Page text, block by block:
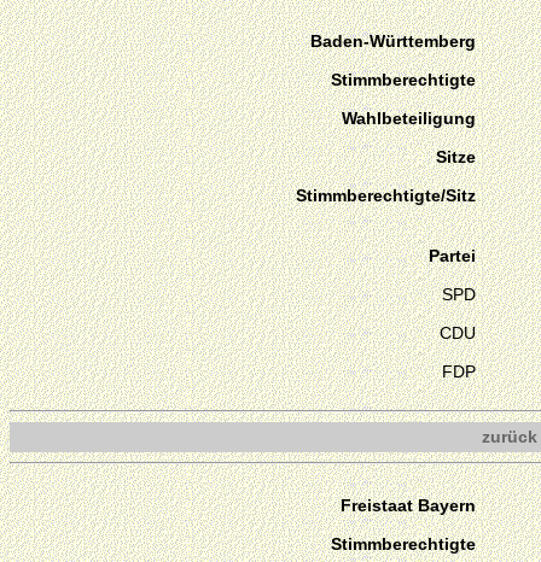
Baden-Württemberg
Stimmberechtigte
Wahlbeteiligung
Sitze
Stimmberechtigte/Sitz
Partei
SPD
CDU
FDP
zurück
Freistaat Bayern
Stimmberechtigte